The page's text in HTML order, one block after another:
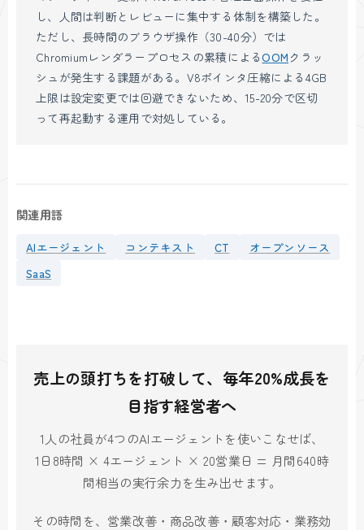
し、人間は判断とレビューに集中する体制を構築した。
ただし、長時間のブラウザ操作（30-40分）では
Chromiumレンダラープロセスの累積によるOOM クラッ
シュが発生する課題がある。V8ポインタ圧縮による4GB
上限は設定変更では回避できないため、15-20分で区切
って再起動する運用で対処している。
関連用語
AIエージェント コンテキスト CT
オープンソース
SaaS
売上の頭打ちを打破して、毎年20%成長を
目指す経営者へ
1人の社員が4つのAIエージェントを使いこなせば、
1日8時間 × 4エージェント × 20営業日 = 月間640時
間相当の実行余力を生み出せます。
その時間を、営業改善・商品改善・顧客対応・業務効